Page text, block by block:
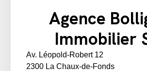
Agence
Immobilier
Av. Léopold-Robert 12
2300 La Chaux-de-Fonds